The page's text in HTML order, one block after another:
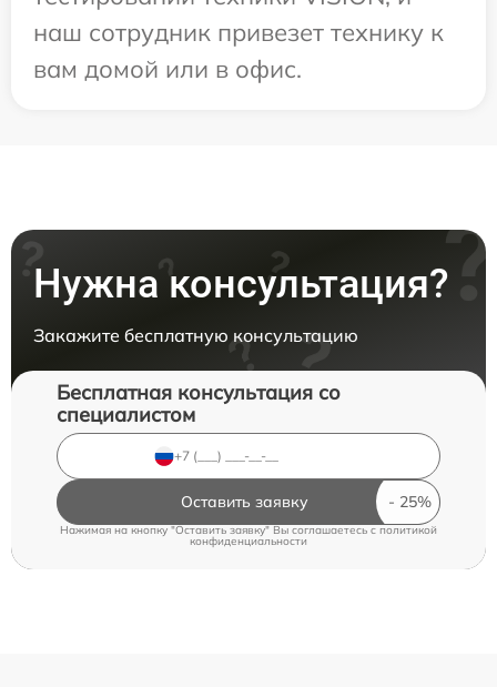
наш сотрудник привезет технику к
вам домой или в офис.
Нужна консультация?
Закажите бесплатную консультацию
Бесплатная консультация со
специалистом
Оставить заявку
Нажимая на кнопку "Оставить заявку" Вы соглашаетесь cполитикой
конфиденциальности